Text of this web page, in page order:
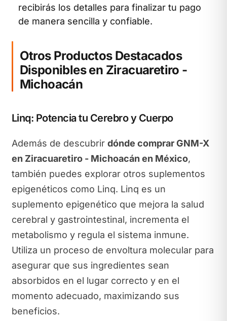
recibirás los detalles para finalizar tu pago
de manera sencilla y confiable.
Otros Productos Destacados
Disponibles en Ziracuaretiro -
Michoacán
Linq: Potencia tu Cerebro y Cuerpo
Además de descubrir dónde comprar GNM-X
en Ziracuaretiro - Michoacán en México,
también puedes explorar otros suplementos
epigenéticos como Linq. Linq es un
suplemento epigenético que mejora la salud
cerebral y gastrointestinal, incrementa el
metabolismo y regula el sistema inmune.
Utiliza un proceso de envoltura molecular para
asegurar que sus ingredientes sean
absorbidos en el lugar correcto y en el
momento adecuado, maximizando sus
beneficios.